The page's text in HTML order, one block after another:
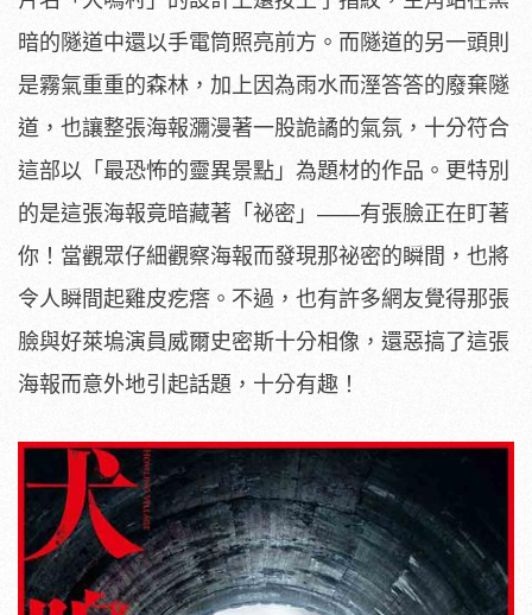
暗的隧道中還以手電筒照亮前方。 而隧道的另一頭則
是霧氣重重的森林， 加上因為雨水而溼答答的廢棄隧
道， 也讓整張海報瀰漫著一股詭譎的氣氛，十分符合
這部以「 最恐怖的靈異景點」為題材的作品。更特別
的是這張海報竟暗藏著「 祕密」——有張臉正在盯著
你！ 當觀眾仔細觀察海報而發現那祕密的瞬間， 也將
令人瞬間起雞皮疙瘩。不過， 也有許多網友覺得那張
臉與好萊塢演員威爾史密斯十分相像， 還惡搞了這張
海報而意外地引起話題，十分有趣！